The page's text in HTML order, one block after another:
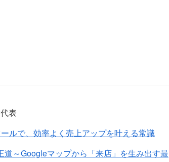
表
ルで、効率よく売上アップを叶える常識
～Googleマップから「来店」を生み出す最